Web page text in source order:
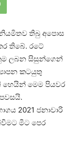
තිබු අපොස
තිබේ. රටේ
ලබන සිසුන්ගෙන්
කටයුතු
මෙම පියවර
2021 ජනාවාරි
මීට පෙර